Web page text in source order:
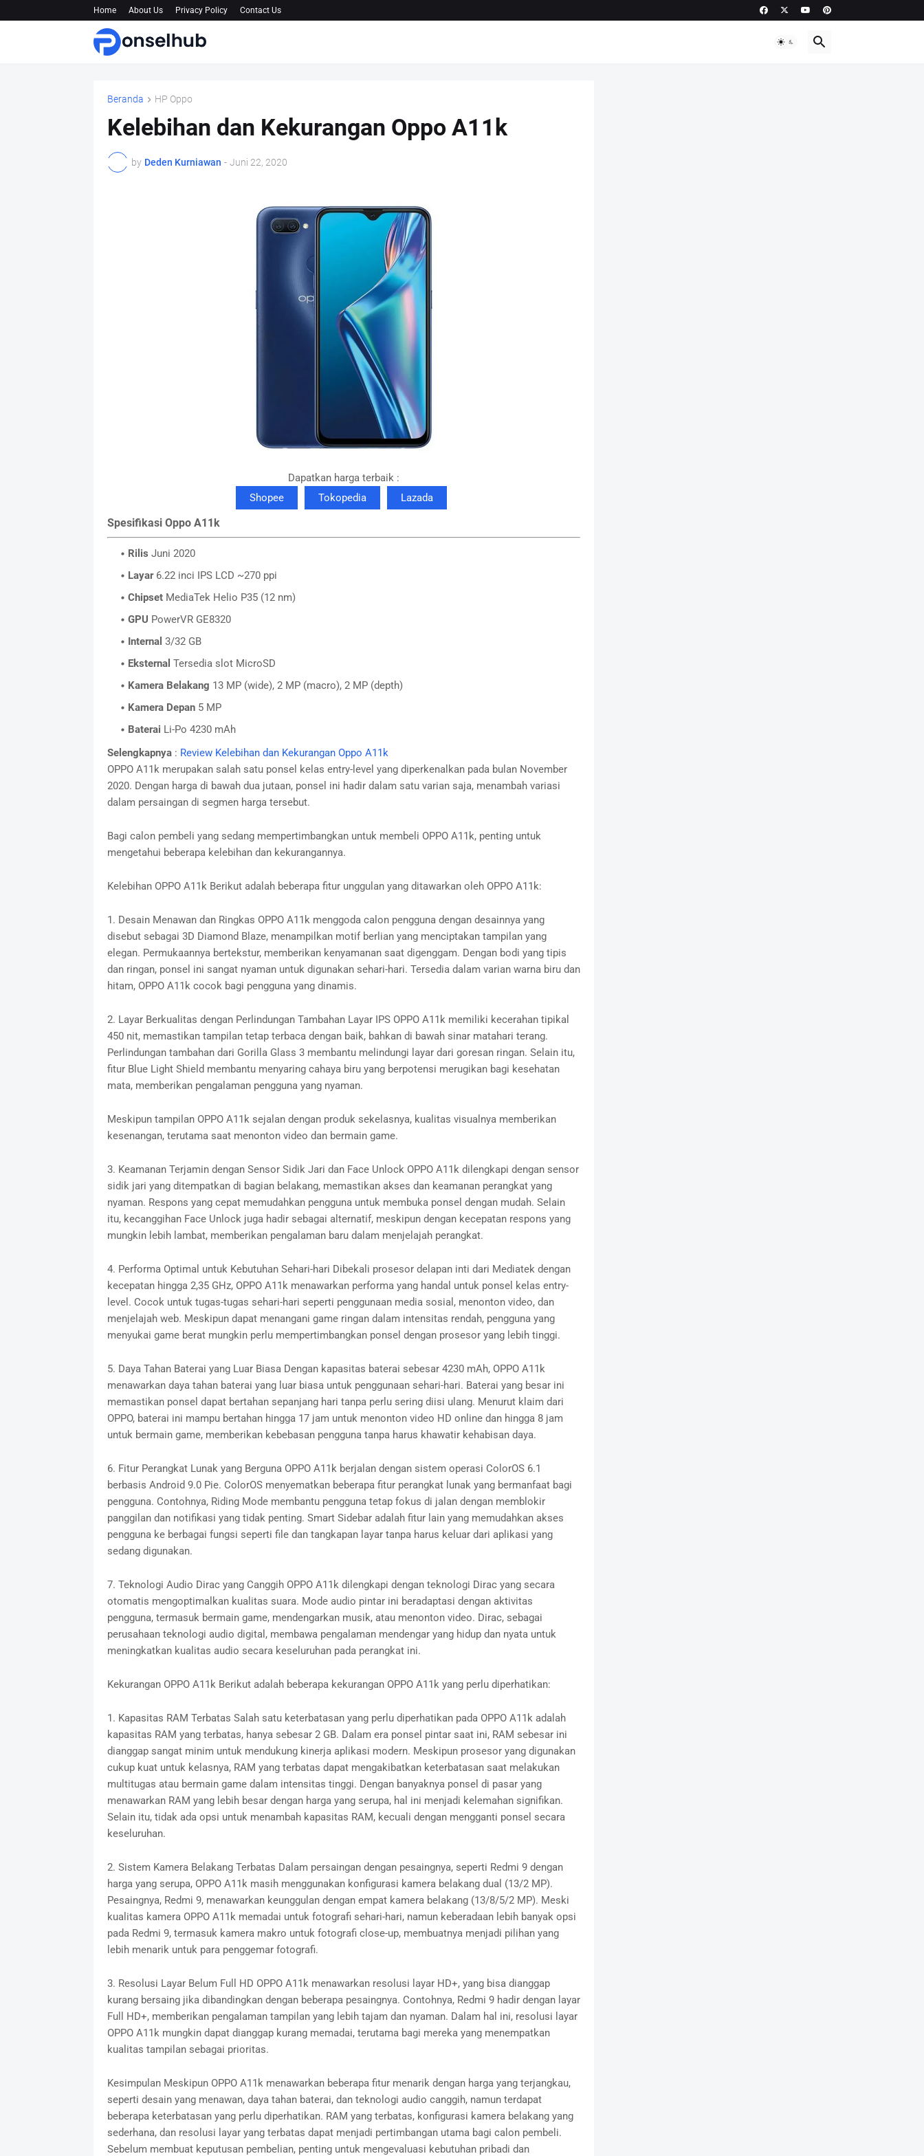
Home About Us Privacy Policy Contact Us
Beranda HP Oppo
Kelebihan dan Kekurangan Oppo A11k
by Deden Kurniawan - Juni 22, 2020
Dapatkan harga terbaik :
Shopee
Tokopedia Lazada
Spesifikasi Oppo A11k
Rilis Juni 2020
Layar6.22 inci IPS LCD ~270 ppi
ChipsetMediaTek Helio P35 (12 nm)
GPU PowerVR GE8320
Internal 3/32 GB
Eksternal Tersedia slot MicroSD
Kamera Belakang 13 MP (wide), 2 MP (macro), 2 MP (depth)
Kamera Depan5 MP
Baterai Li-Po 4230 mAh
Selengkapnya: Review Kelebihan dan Kekurangan Oppo A11k
OPPO A11k merupakan salah satu ponsel kelas entry-level yang diperkenalkan pada bulan November
2020. Dengan harga di bawah dua jutaan, ponsel ini hadir dalam satu varian saja, menambah variasi
dalam persaingan di segmen harga tersebut.
Bagi calon pembeli yang sedang mempertimbangkan untuk membeli OPPO A11k, penting untuk
mengetahui beberapa kelebihan dan kekurangannya.
Kelebihan OPPO A11k Berikut adalah beberapa fitur unggulan yang ditawarkan oleh OPPO A11k:
1. Desain Menawan dan Ringkas OPPO A11k menggoda calon pengguna dengan desainnya yang
disebut sebagai 3D Diamond Blaze, menampilkan motif berlian yang menciptakan tampilan yang
elegan. Permukaannya bertekstur, memberikan kenyamanan saat digenggam. Dengan bodi yang tipis
dan ringan, ponsel ini sangat nyaman untuk digunakan sehari-hari. Tersedia dalam varian warna biru dan
hitam, OPPO A11k cocok bagi pengguna yang dinamis.
2. Layar Berkualitas dengan Perlindungan Tambahan Layar IPS OPPO A11k memiliki kecerahan tipikal
450 nit, memastikan tampilan tetap terbaca dengan baik, bahkan di bawah sinar matahari terang.
Perlindungan tambahan dari Gorilla Glass 3 membantu melindungi layar dari goresan ringan. Selain itu,
fitur Blue Light Shield membantu menyaring cahaya biru yang berpotensi merugikan bagi kesehatan
mata, memberikan pengalaman pengguna yang nyaman.
Meskipun tampilan OPPO A11k sejalan dengan produk sekelasnya, kualitas visualnya memberikan
kesenangan, terutama saat menonton video dan bermain game.
3. Keamanan Terjamin dengan Sensor Sidik Jari dan Face Unlock OPPO A11k dilengkapi dengan sensor
sidik jari yang ditempatkan di bagian belakang, memastikan akses dan keamanan perangkat yang
nyaman. Respons yang cepat memudahkan pengguna untuk membuka ponsel dengan mudah. Selain
itu, kecanggihan Face Unlock juga hadir sebagai alternatif, meskipun dengan kecepatan respons yang
mungkin lebih lambat, memberikan pengalaman baru dalam menjelajah perangkat.
4. Performa Optimal untuk Kebutuhan Sehari-hari Dibekali prosesor delapan inti dari Mediatek dengan
kecepatan hingga 2,35 GHz, OPPO A11k menawarkan performa yang handal untuk ponsel kelas entry-
level. Cocok untuk tugas-tugas sehari-hari seperti penggunaan media sosial, menonton video, dan
menjelajah web. Meskipun dapat menangani game ringan dalam intensitas rendah, pengguna yang
menyukai game berat mungkin perlu mempertimbangkan ponsel dengan prosesor yang lebih tinggi.
5. Daya Tahan Baterai yang Luar Biasa Dengan kapasitas baterai sebesar 4230 mAh, OPPO A11k
menawarkan daya tahan baterai yang luar biasa untuk penggunaan sehari-hari. Baterai yang besar ini
memastikan ponsel dapat bertahan sepanjang hari tanpa perlu sering diisi ulang. Menurut klaim dari
OPPO, baterai ini mampu bertahan hingga 17 jam untuk menonton video HD online dan hingga 8 jam
untuk bermain game, memberikan kebebasan pengguna tanpa harus khawatir kehabisan daya.
6. Fitur Perangkat Lunak yang Berguna OPPO A11k berjalan dengan sistem operasi ColorOS 6.1
berbasis Android 9.0 Pie. ColorOS menyematkan beberapa fitur perangkat lunak yang bermanfaat bagi
pengguna. Contohnya, Riding Mode membantu pengguna tetap fokus di jalan dengan memblokir
panggilan dan notifikasi yang tidak penting. Smart Sidebar adalah fitur lain yang memudahkan akses
pengguna ke berbagai fungsi seperti file dan tangkapan layar tanpa harus keluar dari aplikasi yang
sedang digunakan.
7. Teknologi Audio Dirac yang Canggih OPPO A11k dilengkapi dengan teknologi Dirac yang secara
otomatis mengoptimalkan kualitas suara. Mode audio pintar ini beradaptasi dengan aktivitas
pengguna, termasuk bermain game, mendengarkan musik, atau menonton video. Dirac, sebagai
perusahaan teknologi audio digital, membawa pengalaman mendengar yang hidup dan nyata untuk
meningkatkan kualitas audio secara keseluruhan pada perangkat ini.
Kekurangan OPPO A11k Berikut adalah beberapa kekurangan OPPO A11k yang perlu diperhatikan:
1. Kapasitas RAM Terbatas Salah satu keterbatasan yang perlu diperhatikan pada OPPO A11k adalah
kapasitas RAM yang terbatas, hanya sebesar 2 GB. Dalam era ponsel pintar saat ini, RAM sebesar ini
dianggap sangat minim untuk mendukung kinerja aplikasi modern. Meskipun prosesor yang digunakan
cukup kuat untuk kelasnya, RAM yang terbatas dapat mengakibatkan keterbatasan saat melakukan
multitugas atau bermain game dalam intensitas tinggi. Dengan banyaknya ponsel di pasar yang
menawarkan RAM yang lebih besar dengan harga yang serupa, hal ini menjadi kelemahan signifikan.
Selain itu, tidak ada opsi untuk menambah kapasitas RAM, kecuali dengan mengganti ponsel secara
keseluruhan.
2. Sistem Kamera Belakang Terbatas Dalam persaingan dengan pesaingnya, seperti Redmi 9 dengan
harga yang serupa, OPPO A11k masih menggunakan konfigurasi kamera belakang dual (13/2 MP).
Pesaingnya, Redmi 9, menawarkan keunggulan dengan empat kamera belakang (13/8/5/2 MP). Meski
kualitas kamera OPPO A11k memadai untuk fotografi sehari-hari, namun keberadaan lebih banyak opsi
pada Redmi 9, termasuk kamera makro untuk fotografi close-up, membuatnya menjadi pilihan yang
lebih menarik untuk para penggemar fotografi.
3. Resolusi Layar Belum Full HD OPPO A11k menawarkan resolusi layar HD+, yang bisa dianggap
kurang bersaing jika dibandingkan dengan beberapa pesaingnya. Contohnya, Redmi 9 hadir dengan layar
Full HD+, memberikan pengalaman tampilan yang lebih tajam dan nyaman. Dalam hal ini, resolusi layar
OPPO A11k mungkin dapat dianggap kurang memadai, terutama bagi mereka yang menempatkan
kualitas tampilan sebagai prioritas.
Kesimpulan Meskipun OPPO A11k menawarkan beberapa fitur menarik dengan harga yang terjangkau,
seperti desain yang menawan, daya tahan baterai, dan teknologi audio canggih, namun terdapat
beberapa keterbatasan yang perlu diperhatikan. RAM yang terbatas, konfigurasi kamera belakang yang
sederhana, dan resolusi layar yang terbatas dapat menjadi pertimbangan utama bagi calon pembeli.
Sebelum membuat keputusan pembelian, penting untuk mengevaluasi kebutuhan pribadi dan